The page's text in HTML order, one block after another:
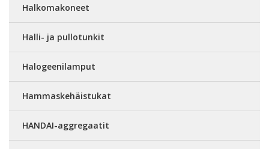
Halkomakoneet
Halli- ja pullotunkit
Halogeenilamput
Hammaskehäistukat
HANDAI-aggregaatit